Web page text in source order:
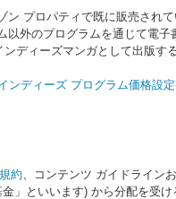
プロパティで既に販売され
外のプログラムを通じて電
ディーズマンガとして出版す
ンディーズ プログラム価格設
約、コンテンツ ガイドライン
」といいます) から分配を受